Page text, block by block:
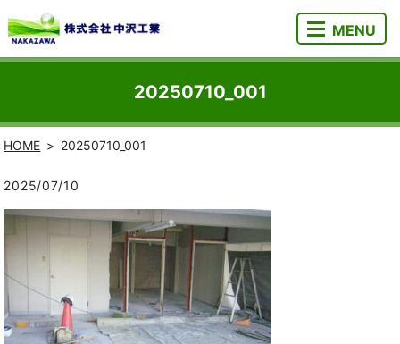
MENU
20250710_001
HOME 20250710_001
2025/07/10